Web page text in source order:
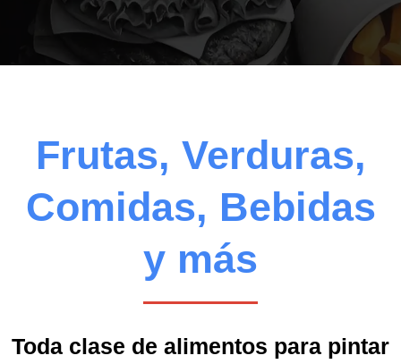
Frutas, Verduras,
Comidas, Bebidas
y más
Toda clase de alimentos para pintar